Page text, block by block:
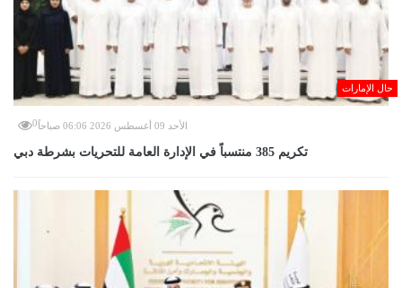
حال الإمارات
الأحد 09 أغسطس 2026 06:06 صباحاً 0
تكريم 385 منتسباً في الإدارة العامة للتحريات بشرطة دبي